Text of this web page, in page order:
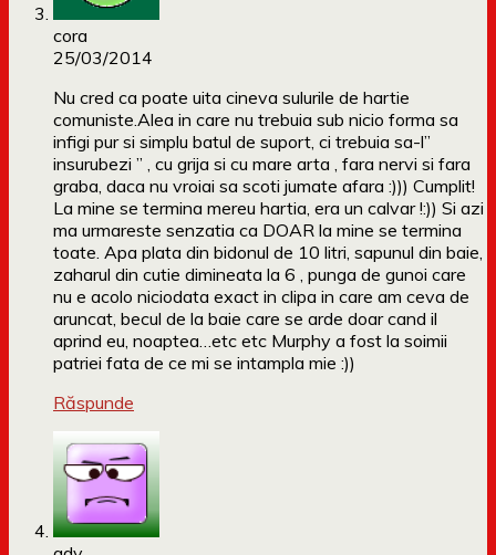
cora
25/03/2014
Nu cred ca poate uita cineva sulurile de hartie
comuniste.Alea in care nu trebuia sub nicio forma sa
infigi pur si simplu batul de suport, ci trebuia sa-l”
insurubezi ” , cu grija si cu mare arta , fara nervi si fara
graba, daca nu vroiai sa scoti jumate afara :))) Cumplit!
La mine se termina mereu hartia, era un calvar !:)) Si azi
ma urmareste senzatia ca DOAR la mine se termina
toate. Apa plata din bidonul de 10 litri, sapunul din baie,
zaharul din cutie dimineata la 6 , punga de gunoi care
nu e acolo niciodata exact in clipa in care am ceva de
aruncat, becul de la baie care se arde doar cand il
aprind eu, noaptea…etc etc Murphy a fost la soimii
patriei fata de ce mi se intampla mie :))
Răspunde